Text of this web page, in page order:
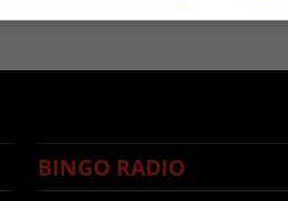
BINGO RADIO